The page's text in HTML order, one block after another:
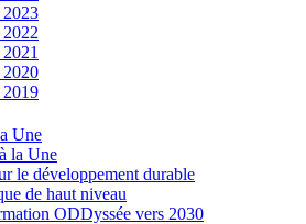
Une
la Une
le développement durable
de haut niveau
ODDyssée vers 2030